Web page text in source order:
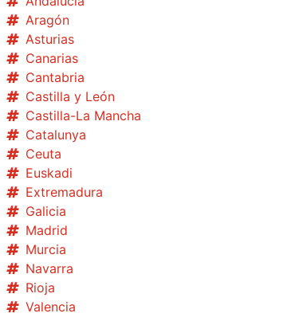
Aragón
Asturias
Canarias
Cantabria
Castilla y León
Castilla-La Mancha
Catalunya
Ceuta
Euskadi
Extremadura
Galicia
Madrid
Murcia
Navarra
Rioja
Valencia